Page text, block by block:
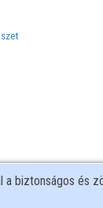
biztonságos és